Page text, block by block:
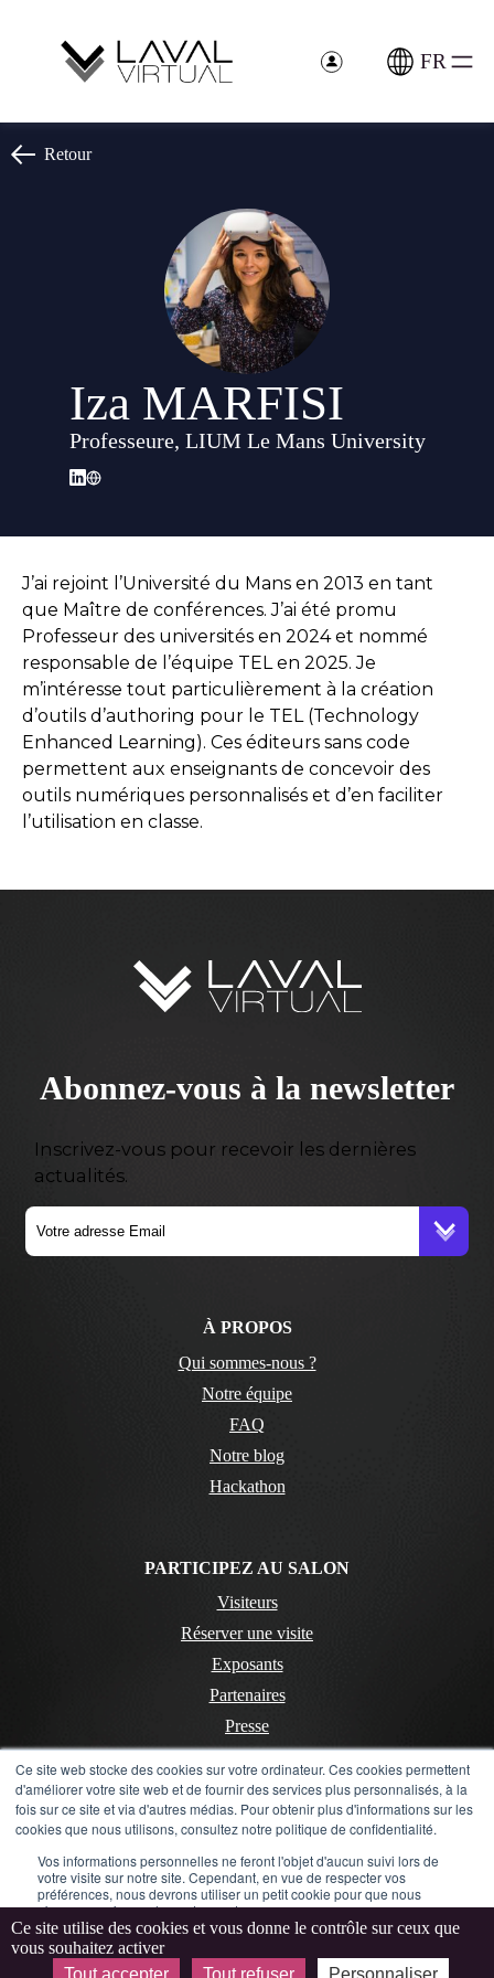
Ce site web stocke des cookies sur votre ordinateur. Ces cookies permettent
d'améliorer votre site web et de fournir des services plus personnalisés, à la
fois sur ce site et via d'autres médias. Pour obtenir plus d'informations sur les
cookies que nous utilisons, consultez notre politique de confidentialité.
Vos informations personnelles ne feront l'objet d'aucun suivi lors de
votre visite sur notre site. Cependant, en vue de respecter vos
préférences, nous devrons utiliser un petit cookie pour que nous
n'ayons pas à vous les redemander.
Accepter Refuser
FR
Retour
Iza MARFISI
Professeure, LIUM Le Mans University
J’ai rejoint l’Université du Mans en 2013 en tant
que Maître de conférences. J’ai été promu
Professeur des universités en 2024 et nommé
responsable de l’équipe TEL en 2025. Je
m’intéresse tout particulièrement à la création
d’outils d’authoring pour le TEL (Technology
Enhanced Learning). Ces éditeurs sans code
permettent aux enseignants de concevoir des
outils numériques personnalisés et d’en faciliter
l’utilisation en classe.
Abonnez-vous à la newsletter
Inscrivez-vous pour recevoir les dernières
actualités.
À PROPOS
Qui sommes-nous ?
Notre équipe
FAQ
Notre blog
Hackathon
PARTICIPEZ AU SALON
Visiteurs
Réserver une visite
Exposants
Partenaires
Presse
CONTACT
Contactez-nous
Mentions Légales
Politique de confidentialité
LinkedIn Instagram Flickr YouTube
Ce site utilise des cookies et vous donne le contrôle sur ceux que
vous souhaitez activer
Tout accepter
Tout refuser Personnaliser